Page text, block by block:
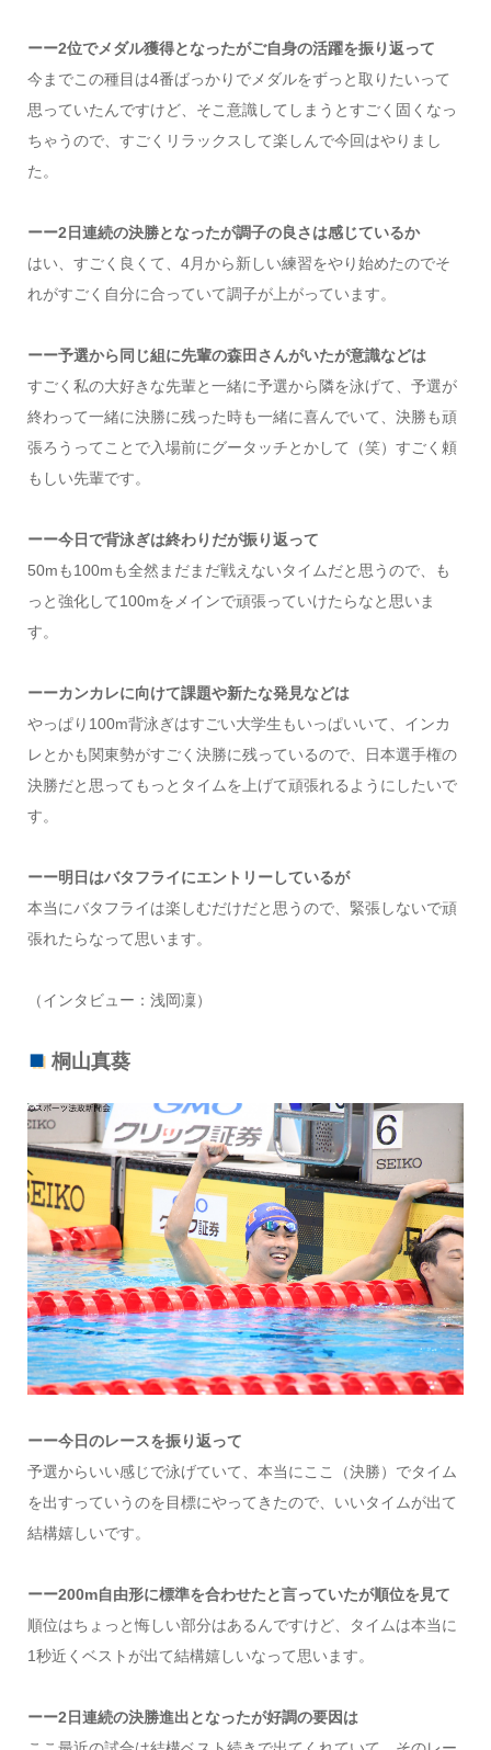
ーー2位でメダル獲得となったがご自身の活躍を振り返って
今までこの種目は4番ばっかりでメダルをずっと取りたいって
思っていたんですけど、そこ意識してしまうとすごく固くなっ
ちゃうので、すごくリラックスして楽しんで今回はやりまし
た。
ーー2日連続の決勝となったが調子の良さは感じているか
はい、すごく良くて、4月から新しい練習をやり始めたのでそ
れがすごく自分に合っていて調子が上がっています。
ーー予選から同じ組に先輩の森田さんがいたが意識などは
すごく私の大好きな先輩と一緒に予選から隣を泳げて、予選が
終わって一緒に決勝に残った時も一緒に喜んでいて、決勝も頑
張ろうってことで入場前にグータッチとかして（笑）すごく頼
もしい先輩です。
ーー今日で背泳ぎは終わりだが振り返って
50mも100mも全然まだまだ戦えないタイムだと思うので、も
っと強化して100mをメインで頑張っていけたらなと思いま
す。
ーーカンカレに向けて課題や新たな発見などは
やっぱり100m背泳ぎはすごい大学生もいっぱいいて、インカ
レとかも関東勢がすごく決勝に残っているので、日本選手権の
決勝だと思ってもっとタイムを上げて頑張れるようにしたいで
す。
ーー明日はバタフライにエントリーしているが
本当にバタフライは楽しむだけだと思うので、緊張しないで頑
張れたらなって思います。
（インタビュー：浅岡凜）
桐山真葵
ーー今日のレースを振り返って
予選からいい感じで泳げていて、本当にここ（決勝）でタイム
を出すっていうのを目標にやってきたので、いいタイムが出て
結構嬉しいです。
ーー200m自由形に標準を合わせたと言っていたが順位を見て
順位はちょっと悔しい部分はあるんですけど、タイムは本当に
1秒近くベストが出て結構嬉しいなって思います。
ーー2日連続の決勝進出となったが好調の要因は